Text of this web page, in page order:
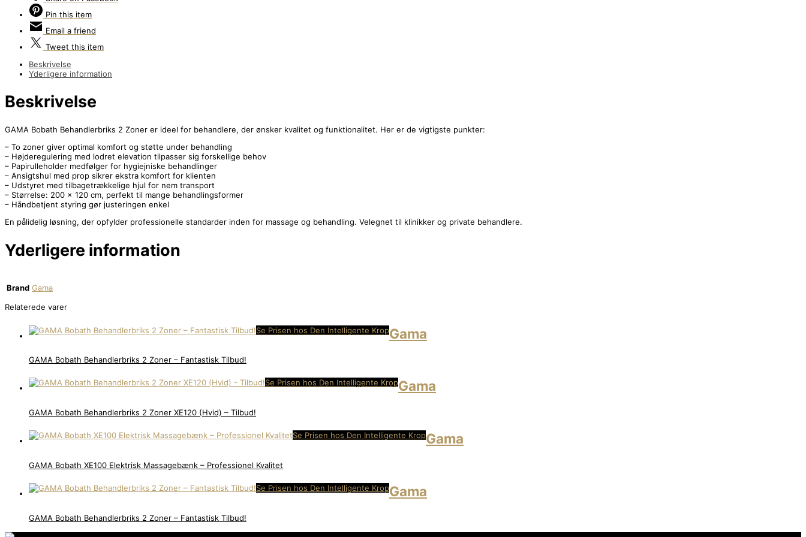
Pin this item
Email a friend
Tweet this item
Beskrivelse
Yderligere information
Beskrivelse
GAMA Bobath Behandlerbriks 2 Zoner er ideel for behandlere, der ønsker kvalitet og funktionalitet. Her er de vigtigste punkter:
– To zoner giver optimal komfort og støtte under behandling
– Højderegulering med lodret elevation tilpasser sig forskellige behov
– Papirulleholder medfølger for hygiejniske behandlinger
– Ansigtshul med prop sikrer ekstra komfort for klienten
– Udstyret med tilbagetrækkelige hjul for nem transport
– Størrelse: 200 x 120 cm, perfekt til mange behandlingsformer
– Håndbetjent styring gør justeringen enkel
En pålidelig løsning, der opfylder professionelle standarder inden for massage og behandling. Velegnet til klinikker og private behandlere.
Yderligere information
Brand Gama
Relaterede varer
Se Prisen hos Den Intelligente KropGama
GAMA Bobath Behandlerbriks 2 Zoner – Fantastisk Tilbud!
Se Prisen hos Den Intelligente KropGama
GAMA Bobath Behandlerbriks 2 Zoner XE120 (Hvid) – Tilbud!
Se Prisen hos Den Intelligente KropGama
GAMA Bobath XE100 Elektrisk Massagebænk – Professionel Kvalitet
Se Prisen hos Den Intelligente KropGama
GAMA Bobath Behandlerbriks 2 Zoner – Fantastisk Tilbud!